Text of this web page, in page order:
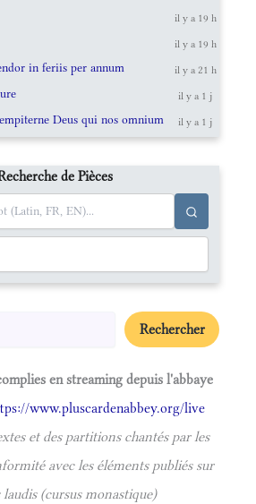
il y a 19 h
il y a 19 h
in feriis per annum il y a 21 h
il y a 1 j
Deus qui nos omnium il y a 1 j
de Pièces
Rechercher
en streaming depuis l'abbaye
www.pluscardenabbey.org/live
et des partitions chantés par les
avec les éléments publiés sur
laudis (cursus monastique)